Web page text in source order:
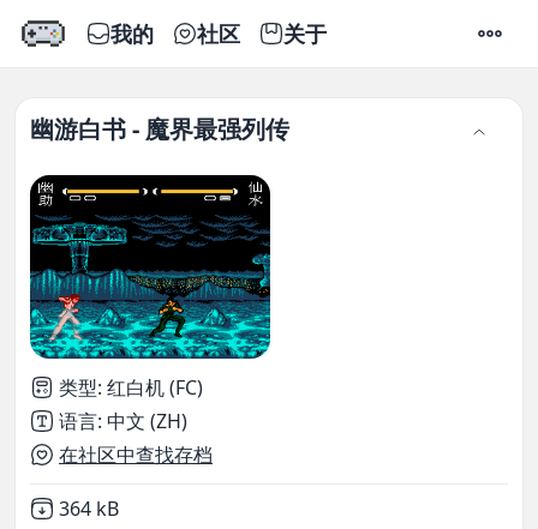
我的 社区 关于 设置
幽游白书 - 魔界最强列传
类型: 红白机 (FC)
语言: 中文 (ZH)
在社区中查找存档
Not downloaded
364 kB